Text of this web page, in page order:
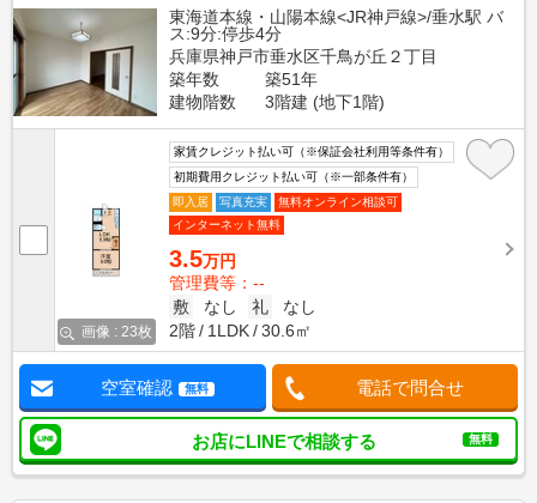
東海道本線・山陽本線<JR神戸線>/垂水駅 バ
ス:9分:停歩4分
兵庫県神戸市垂水区千鳥が丘２丁目
築年数
築51年
建物階数
3階建 (地下1階)
画像 : 23枚
家賃クレジット払い可（※保証会社利用等条件有）
初期費用クレジット払い可（※一部条件有）
即入居
写真充実
無料オンライン相談可
インターネット無料
3.5万円
管理費等：--
敷
なし 礼
なし
2階
1LDK 30.6㎡
空室確認 無料 電話で問合せ
お店にLINEで相談する 無料